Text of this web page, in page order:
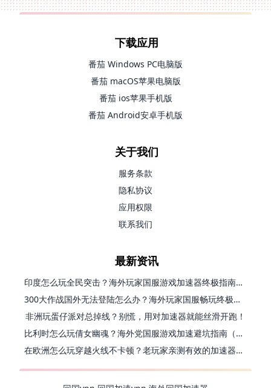
下载应用
番茄 Windows PC电脑版
番茄 macOS苹果电脑版
番茄 ios苹果手机版
番茄 Android安卓手机版
关于我们
服务条款
隐私协议
应用权限
联系我们
最新资讯
印度怎么玩全民突击？海外玩家国服游戏加速器终极指南（附原神延迟优化+精灵之境加速器选择）
300大作战国外无法登陆怎么办？海外玩家国服畅玩终极指南（附实测推荐）
非洲玩蛋仔派对总掉线？别慌，用对加速器就能丝滑开跑！
比利时怎么玩倩女幽魂？海外党国服游戏加速避坑指南（附实测推荐）
在欧洲怎么玩穿越火线不卡顿？老玩家亲测有效的加速器选择指南